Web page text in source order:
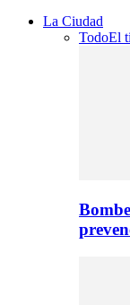
La Ciudad
TodoEl